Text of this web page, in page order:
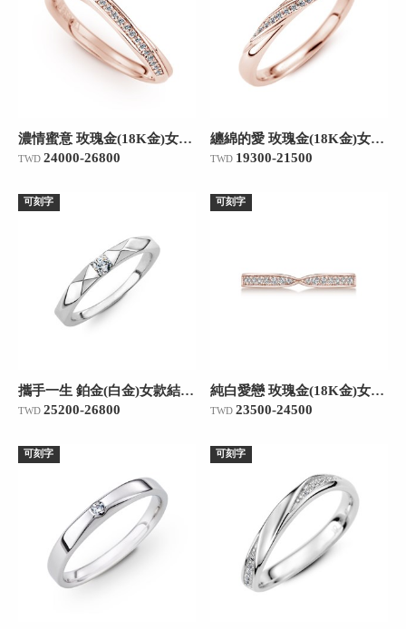
濃情蜜意 玫瑰金(18K金)女款結婚對戒
TWD 24000-26800
纏綿的愛 玫瑰金(18K金)女款結婚對戒
TWD 19300-21500
可刻字
攜手一生 鉑金(白金)女款結婚對戒
TWD 25200-26800
可刻字
純白愛戀 玫瑰金(18K金)女款結婚對戒
TWD 23500-24500
可刻字 可刻字